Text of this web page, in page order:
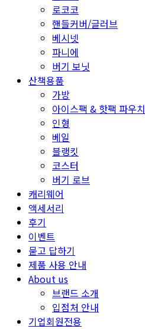
로코코
핸들커버/글러브
베시넷
파니에
버기 보닛
산책용품
가방
아이스팩 & 핫팩 파우치
인형
베일
블랭킷
코스터
버기 로브
캐리웨어
액세서리
후기
이벤트
묻고 답하기
제품 사용 안내
About us
브랜드 소개
입점처 안내
기업회원전용